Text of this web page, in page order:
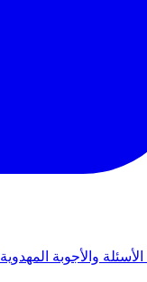
الأسئلة والأجوبة المهدوية